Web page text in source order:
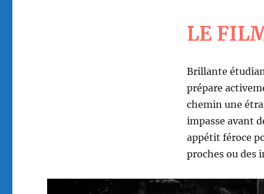
LE
Brillante
prépare
chemin une
impasse avant
appétit féroce
proches ou des